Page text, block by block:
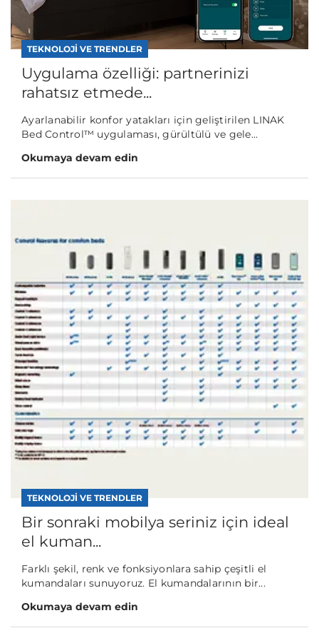
TEKNOLOJI VE TRENDLER
Uygulama özelliği: partnerinizi
rahatsız etmede...
Ayarlanabilir konfor yatakları için geliştirilen LINAK
Bed Control™ uygulaması, gürültülü ve gele...
Okumaya devam edin
TEKNOLOJI VE TRENDLER
Bir sonraki mobilya seriniz için ideal
el kuman...
Farklı şekil, renk ve fonksiyonlara sahip çeşitli el
kumandaları sunuyoruz. El kumandalarının bir...
Okumaya devam edin